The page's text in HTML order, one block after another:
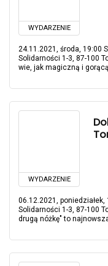
WYDARZENIE
24.11.2021, środa, 19:00
Solidarności 1-3, 87-100
wie, jak magiczną i
WYDARZENIE
06.12.2021,
Solidarności 1-3, 87-100
drugą nóżkę" to